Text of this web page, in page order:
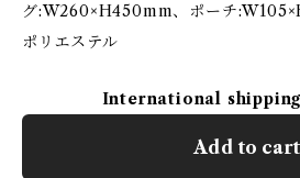
グ:W260×H450mm、ポーチ
ポリエステル
International
Add to cart